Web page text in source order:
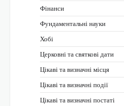
Фінанси
Фундаментальні науки
Хобі
Церковні та святкові дати
Цікаві та визначні місця
Цікаві та визначні події
Цікаві та визначні постаті